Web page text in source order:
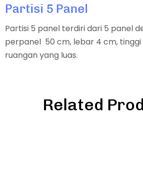
Partisi 5 Panel
Partisi 5 panel terdiri dari 5 panel
perpanel 50 cm, lebar 4 cm, tinggi
ruangan yang luas.
Related